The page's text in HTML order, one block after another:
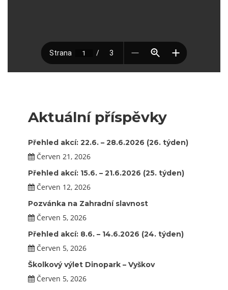
Aktuální příspěvky
Přehled akcí: 22.6. – 28.6.2026 (26. týden)
Červen 21, 2026
Přehled akcí: 15.6. – 21.6.2026 (25. týden)
Červen 12, 2026
Pozvánka na Zahradní slavnost
Červen 5, 2026
Přehled akcí: 8.6. – 14.6.2026 (24. týden)
Červen 5, 2026
Školkový výlet Dinopark – Vyškov
Červen 5, 2026